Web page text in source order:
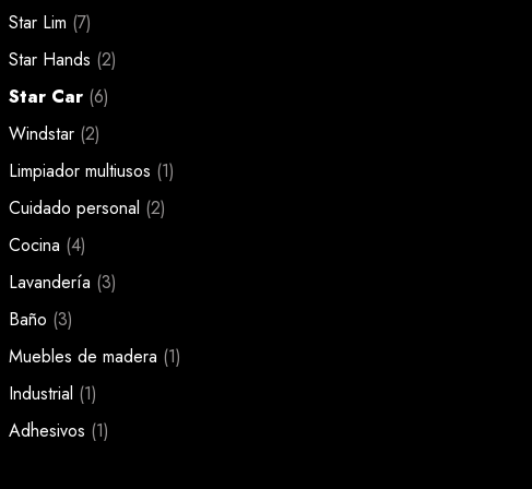
Star Lim (7)
Star Hands (2)
Star Car (6)
Windstar (2)
Limpiador multiusos (1)
Cuidado personal (2)
Cocina (4)
Lavandería (3)
Baño (3)
Muebles de madera (1)
Industrial (1)
Adhesivos (1)